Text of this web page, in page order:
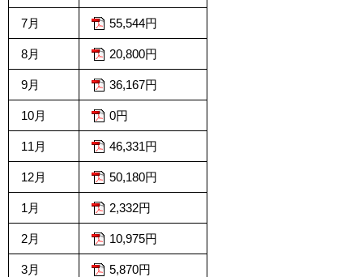
7月 55,544円
8月 20,800円
9月 36,167円
10月 0円
11月 46,331円
12月 50,180円
1月 2,332円
2月 10,975円
3月 5,870円